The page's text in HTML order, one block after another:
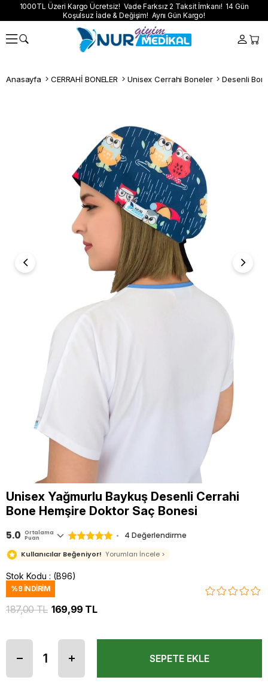
1000TL Üzeri Kargo Ücretsiz! Vade Farksız 2 Taksit İmkanı! 14 Gün
Koşulsuz İade & Değişim! Aynı Gün Kargo!
Anasayfa CERRAHİ BONELER Unisex Cerrahi Boneler Desenli
Unisex Yağmurlu Baykuş Desenli Cerrahi
Bone Hemşire Doktor Saç Bonesi
5.0 Ortalama
Puan 4 Değerlendirme
Kullanıcılar Beğeniyor! Yorumları İncele >
Stok Kodu (B96)
%9 İNDIRIM
187,00 TL 169,99 TL